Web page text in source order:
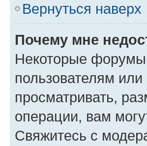
Вернуться наверх
Почему мне
Некоторые форумы
пользователям
просматривать,
операции, вам
Свяжитесь с